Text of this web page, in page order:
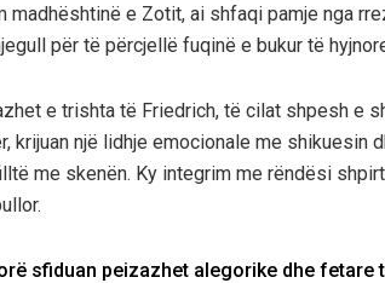
madhështinë e Zotit, ai shfaqi pamje nga
për të përcjellë fuqinë e bukur të
e trishta të Friedrich, të cilat shpesh e
krijuan një lidhje emocionale me shikuesin
me skenën. Ky integrim me rëndësi
sfiduan peizazhet alegorike dhe fetare